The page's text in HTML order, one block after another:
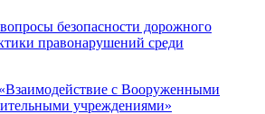
безопасности дорожного
правонарушений среди
с Вооруженными
учреждениями»